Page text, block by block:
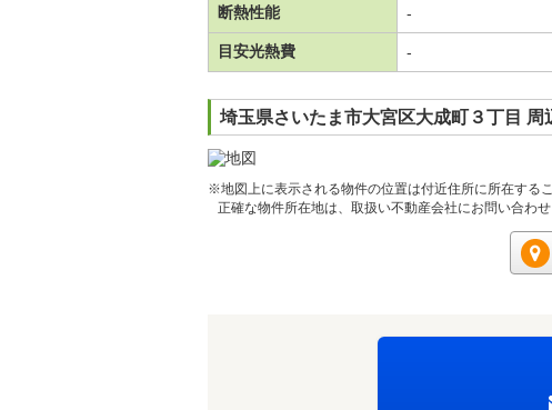
断熱性能 -
目安光熱費 -
埼玉県さいたま市大宮区大成町３丁目 周
※地図上に表示される物件の位置は付近住所に所在する
正確な物件所在地は、取扱い不動産会社にお問い合わせ